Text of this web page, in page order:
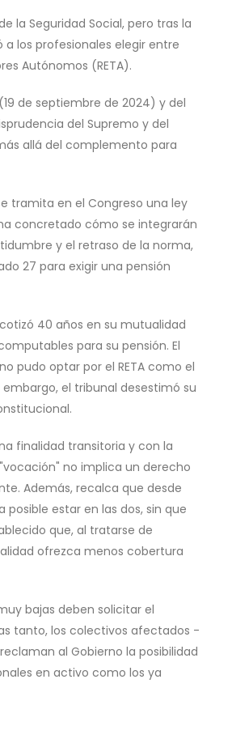
la Seguridad Social, pero tras la
los profesionales elegir entre
Autónomos (RETA).
de septiembre de 2024) y del
del Supremo y del
allá del complemento para
tramita en el Congreso una ley
concretado cómo se integrarán
y el retraso de la norma,
27 para exigir una pensión
40 años en su mutualidad
para su pensión. El
pudo optar por el RETA como el
el tribunal desestimó su
finalidad transitoria y con la
no implica un derecho
Además, recalca que desde
estar en las dos, sin que
que, al tratarse de
ofrezca menos cobertura
bajas deben solicitar el
tanto, los colectivos afectados -
al Gobierno la posibilidad
en activo como los ya